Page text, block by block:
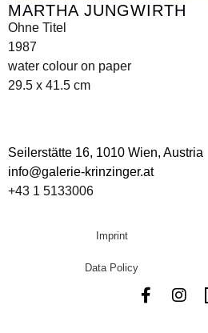
MARTHA JUNGWIRTH
Ohne Titel
1987
water colour on paper
29.5 x 41.5 cm
Seilerstätte 16, 1010 Wien, Austria
info@galerie-krinzinger.at
+43 1 5133006
Imprint
Data Policy